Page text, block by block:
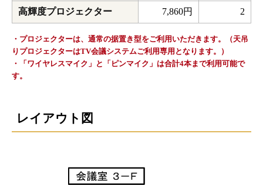
高輝度プロジェクター 7,860円 2
・プロジェクターは、通常の据置き型をご利用いただきます。（天吊
りプロジェクターはTV会議システムご利用専用となります。）
・「ワイヤレスマイク」と「ピンマイク」は合計4本まで利用可能で
す。
レイアウト図